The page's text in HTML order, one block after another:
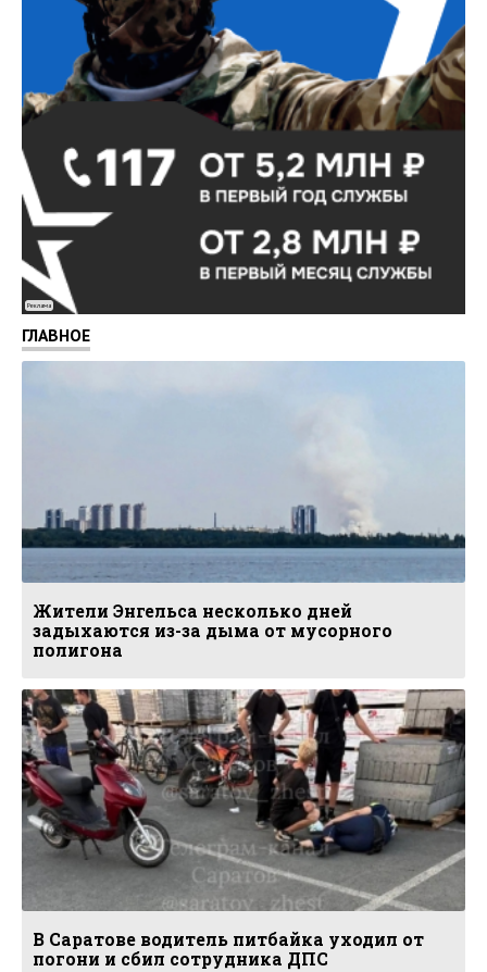
Реклама
ГЛАВНОЕ
Жители Энгельса несколько дней
задыхаются из-за дыма от мусорного
полигона
В Саратове водитель питбайка уходил от
погони и сбил сотрудника ДПС